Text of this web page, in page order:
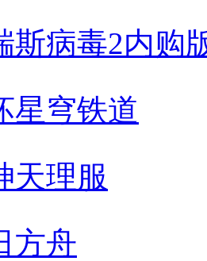
斯病毒2内购
星穹铁道
天理服
方舟